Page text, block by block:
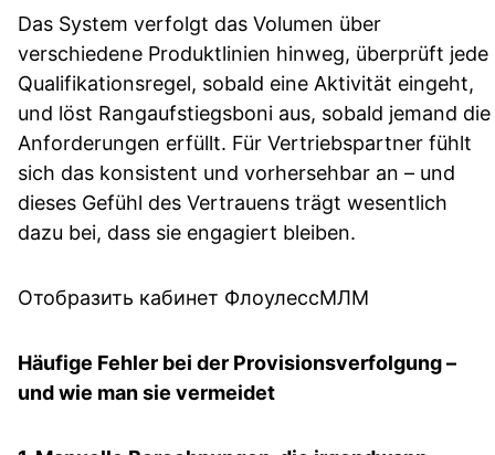
Das System verfolgt das Volumen über
verschiedene Produktlinien hinweg, überprüft jede
Qualifikationsregel, sobald eine Aktivität eingeht,
und löst Rangaufstiegsboni aus, sobald jemand die
Anforderungen erfüllt. Für Vertriebspartner fühlt
sich das konsistent und vorhersehbar an – und
dieses Gefühl des Vertrauens trägt wesentlich
dazu bei, dass sie engagiert bleiben.
Отобразить кабинет ФлоулессМЛМ
Häufige Fehler bei der Provisionsverfolgung –
und wie man sie vermeidet